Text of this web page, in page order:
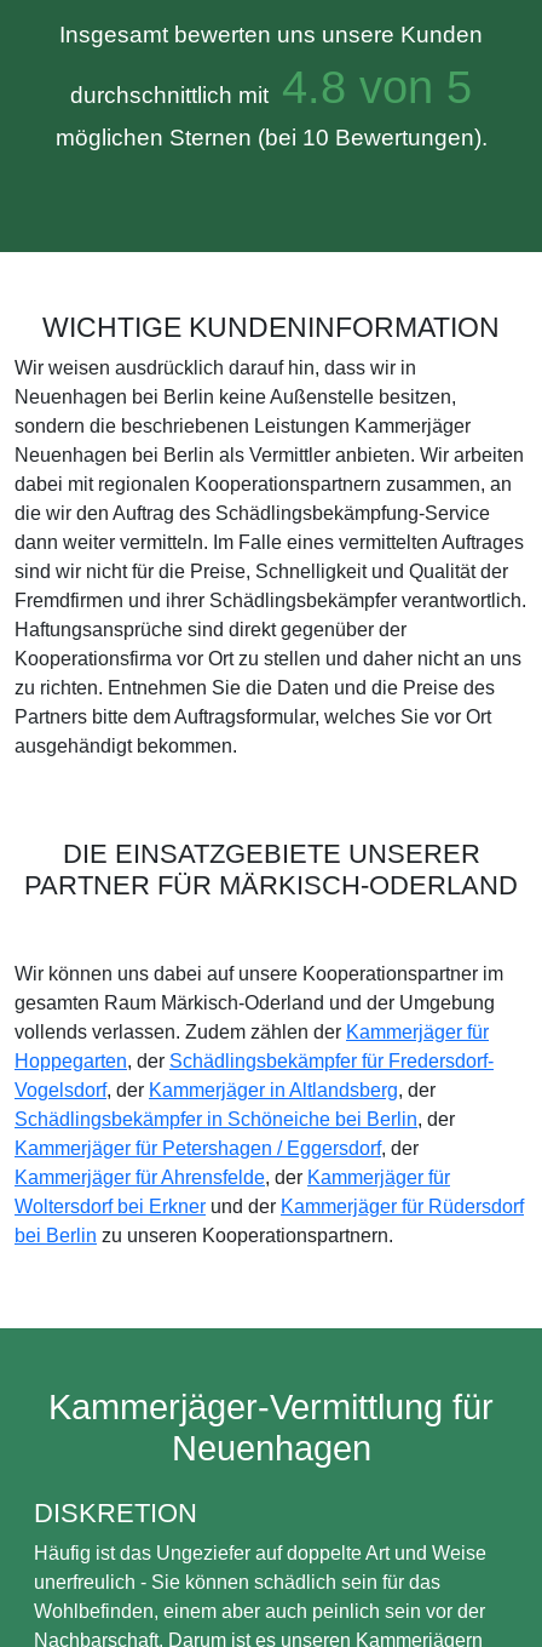
Insgesamt bewerten uns unsere Kunden
durchschnittlich mit 4.8 von 5
möglichen Sternen (bei 10 Bewertungen).
WICHTIGE KUNDENINFORMATION
Wir weisen ausdrücklich darauf hin, dass wir in
Neuenhagen bei Berlin keine Außenstelle besitzen,
sondern die beschriebenen Leistungen Kammerjäger
Neuenhagen bei Berlin als Vermittler anbieten. Wir arbeiten
dabei mit regionalen Kooperationspartnern zusammen, an
die wir den Auftrag des Schädlingsbekämpfung-Service
dann weiter vermitteln. Im Falle eines vermittelten Auftrages
sind wir nicht für die Preise, Schnelligkeit und Qualität der
Fremdfirmen und ihrer Schädlingsbekämpfer verantwortlich.
Haftungsansprüche sind direkt gegenüber der
Kooperationsfirma vor Ort zu stellen und daher nicht an uns
zu richten. Entnehmen Sie die Daten und die Preise des
Partners bitte dem Auftragsformular, welches Sie vor Ort
ausgehändigt bekommen.
DIE EINSATZGEBIETE UNSERER
PARTNER FÜR MÄRKISCH-ODERLAND
Wir können uns dabei auf unsere Kooperationspartner im
gesamten Raum Märkisch-Oderland und der Umgebung
vollends verlassen. Zudem zählen der Kammerjäger für
Hoppegarten, der Schädlingsbekämpfer für Fredersdorf-
Vogelsdorf, der Kammerjäger in Altlandsberg, der
Schädlingsbekämpfer in Schöneiche bei Berlin, der
Kammerjäger für Petershagen / Eggersdorf, der
Kammerjäger für Ahrensfelde, der Kammerjäger für
Woltersdorf bei Erkner und der Kammerjäger für Rüdersdorf
bei Berlin zu unseren Kooperationspartnern.
Kammerjäger-Vermittlung für
Neuenhagen
DISKRETION
Häufig ist das Ungeziefer auf doppelte Art und Weise
unerfreulich - Sie können schädlich sein für das
Wohlbefinden, einem aber auch peinlich sein vor der
Nachbarschaft. Darum ist es unseren Kammerjägern